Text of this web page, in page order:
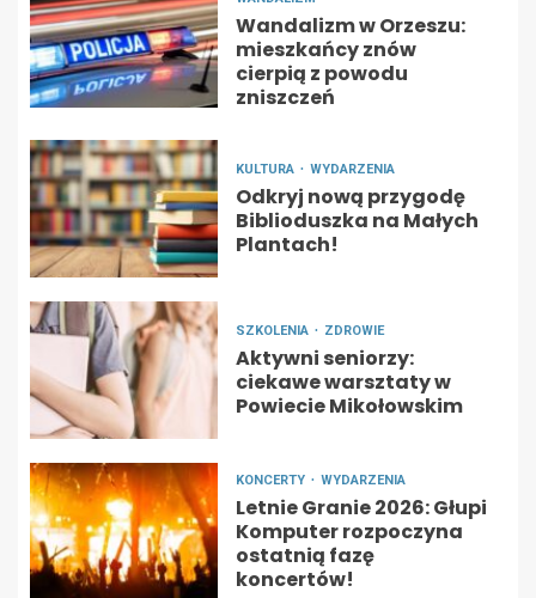
Wandalizm w Orzeszu:
mieszkańcy znów
cierpią z powodu
zniszczeń
KULTURA WYDARZENIA
Odkryj nową przygodę
Biblioduszka na Małych
Plantach!
SZKOLENIA ZDROWIE
Aktywni seniorzy:
ciekawe warsztaty w
Powiecie Mikołowskim
KONCERTY WYDARZENIA
Letnie Granie 2026: Głupi
Komputer rozpoczyna
ostatnią fazę
koncertów!